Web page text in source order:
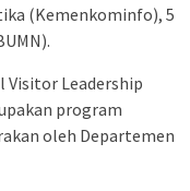
(Kemenkominfo), 5
Leadership
program
oleh Departemen